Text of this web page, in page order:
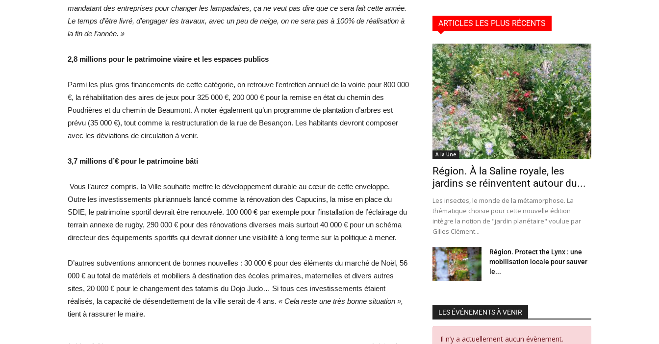
mandatant des entreprises pour changer les lampadaires, ça ne veut pas dire que ce sera fait cette année.
Le temps d’être livré, d’engager les travaux, avec un peu de neige, on ne sera pas à 100% de réalisation à
la fin de l’année. »
2,8 millions pour le patrimoine viaire et les espaces publics
Parmi les plus gros financements de cette catégorie, on retrouve l’entretien annuel de la voirie pour 800 000
€, la réhabilitation des aires de jeux pour 325 000 €, 200 000 € pour la remise en état du chemin des
Poudrières et du chemin de Beaumont. À noter également qu’un programme de plantation d’arbres est
prévu (35 000 €), tout comme la restructuration de la rue de Besançon. Les habitants devront composer
avec les déviations de circulation à venir.
3,7 millions d’€ pour le patrimoine bâti
Vous l’aurez compris, la Ville souhaite mettre le développement durable au cœur de cette enveloppe.
Outre les investissements pluriannuels lancé comme la rénovation des Capucins, la mise en place du
SDIE, le patrimoine sportif devrait être renouvelé. 100 000 € par exemple pour l’installation de l’éclairage du
terrain annexe de rugby, 290 000 € pour des rénovations diverses mais surtout 40 000 € pour un schéma
directeur des équipements sportifs qui devrait donner une visibilité à long terme sur la politique à mener.
D’autres subventions annoncent de bonnes nouvelles : 30 000 € pour des éléments du marché de Noël, 56
000 € au total de matériels et mobiliers à destination des écoles primaires, maternelles et divers autres
sites, 20 000 € pour le changement des tatamis du Dojo Judo… Si tous ces investissements étaient
réalisés, la capacité de désendettement de la ville serait de 4 ans. « Cela reste une très bonne situation »,
tient à rassurer le maire.
ARTICLES LES PLUS RÉCENTS
A la Une
Région. À la Saline royale, les
jardins se réinventent autour du...
Les insectes, le monde de la métamorphose. La
thématique choisie pour cette nouvelle édition
intègre la notion de "jardin planétaire" voulue par
Gilles Clément...
Région. Protect the Lynx : une
mobilisation locale pour sauver
le...
LES ÉVÉNEMENTS À VENIR
Il n’y a actuellement aucun évènement.